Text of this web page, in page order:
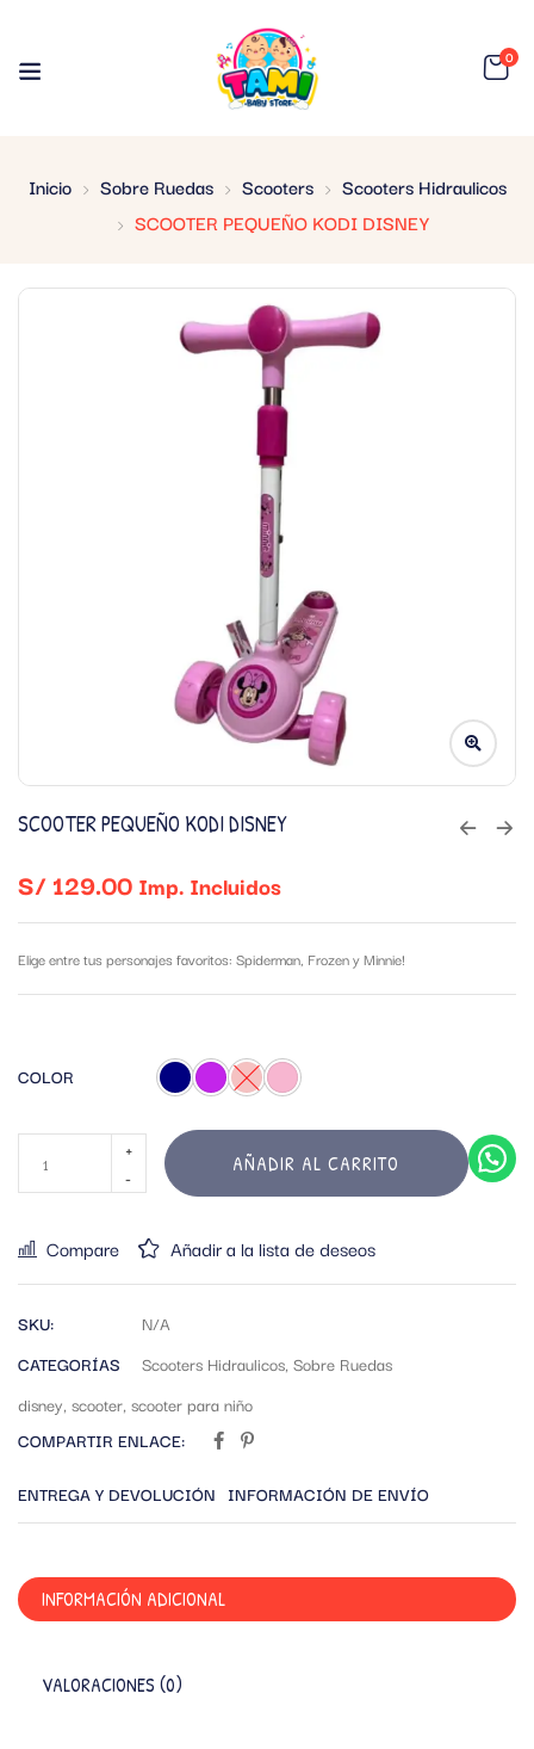
0
Inicio Sobre Ruedas Scooters
Scooters Hidraulicos
SCOOTER PEQUEÑO KODI DISNEY
SCOOTER PEQUEÑO KODI DISNEY
S/129.00 Imp. Incluidos
Elige entre tus personajes favoritos: Spiderman, Frozen y Minnie!
COLOR
AÑADIR AL CARRITO
Compare Añadir a la lista de deseos
SKU:
N/A
CATEGORÍAS
Scooters Hidraulicos, Sobre Ruedas
disney, scooter, scooter para niño
COMPARTIR ENLACE:
ENTREGA Y DEVOLUCIÓN INFORMACIÓN DE ENVÍO
INFORMACIÓN ADICIONAL
VALORACIONES (0)